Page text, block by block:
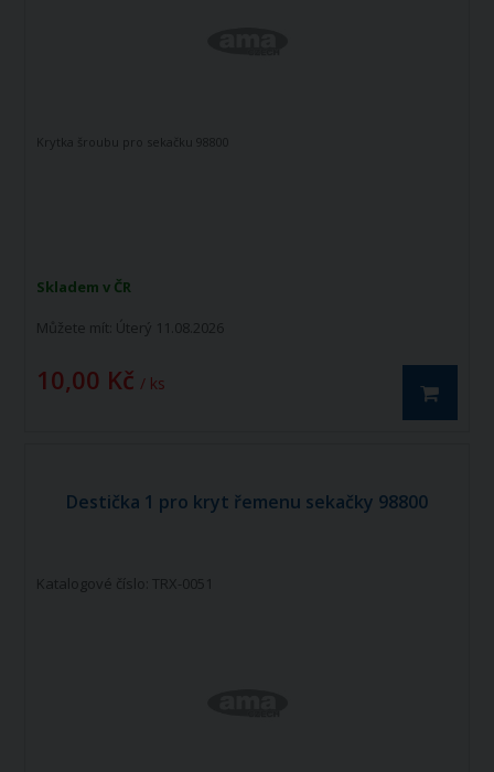
Skladem v ČR
Můžete mít: Úterý 11.08.2026
10,00 Kč / ks
Krytka šroubu pro sekačku 98800
Destička 1 pro kryt řemenu sekačky 98800
Katalogové číslo: TRX-0051